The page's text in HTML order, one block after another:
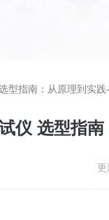
型指南：从原理到实
仪 选型指